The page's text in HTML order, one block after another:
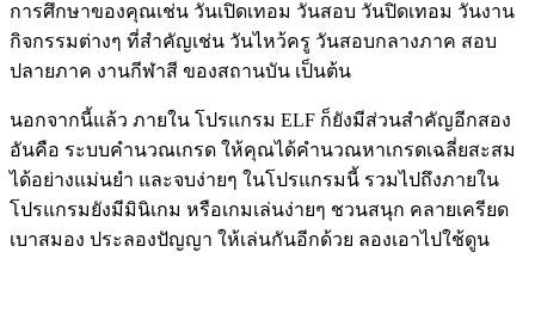
การศึกษาของคุณเช่น วันเปิดเทอม วันสอบ วันปิดเทอม วันงาน
กิจกรรมต่างๆ ที่สำคัญเช่น วันไหว้ครู วันสอบกลางภาค สอบ
ปลายภาค งานกีฬาสี ของสถานบัน เป็นต้น
นอกจากนี้แล้ว ภายใน โปรแกรม ELF ก็ยังมีส่วนสำคัญอีกสอง
อันคือ ระบบคำนวณเกรด ให้คุณได้คำนวณหาเกรดเฉลี่ยสะสม
ได้อย่างแม่นยำ และจบง่ายๆ ในโปรแกรมนี้ รวมไปถึงภายใน
โปรแกรมยังมีมินิเกม หรือเกมเล่นง่ายๆ ชวนสนุก คลายเครียด
เบาสมอง ประลองปัญญา ให้เล่นกันอีกด้วย ลองเอาไปใช้ดูน